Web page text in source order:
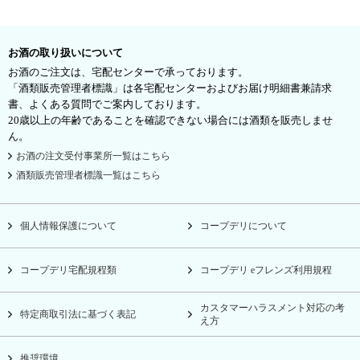
お酒の取り扱いについて
お酒のご注文は、宅配センターで承っております。
「酒類販売管理者標識」は各宅配センターおよびお届け明細書兼請求
書、よくある質問でご案内しております。
20歳以上の年齢であることを確認できない場合には酒類を販売しませ
ん。
お酒の注文受付事業所一覧はこちら
酒類販売管理者標識一覧はこちら
個人情報保護について コープデリについて
コープデリ宅配規程類 コープデリ eフレンズ利用規程
特定商取引法に基づく表記
カスタマーハラスメント対応の考
え方